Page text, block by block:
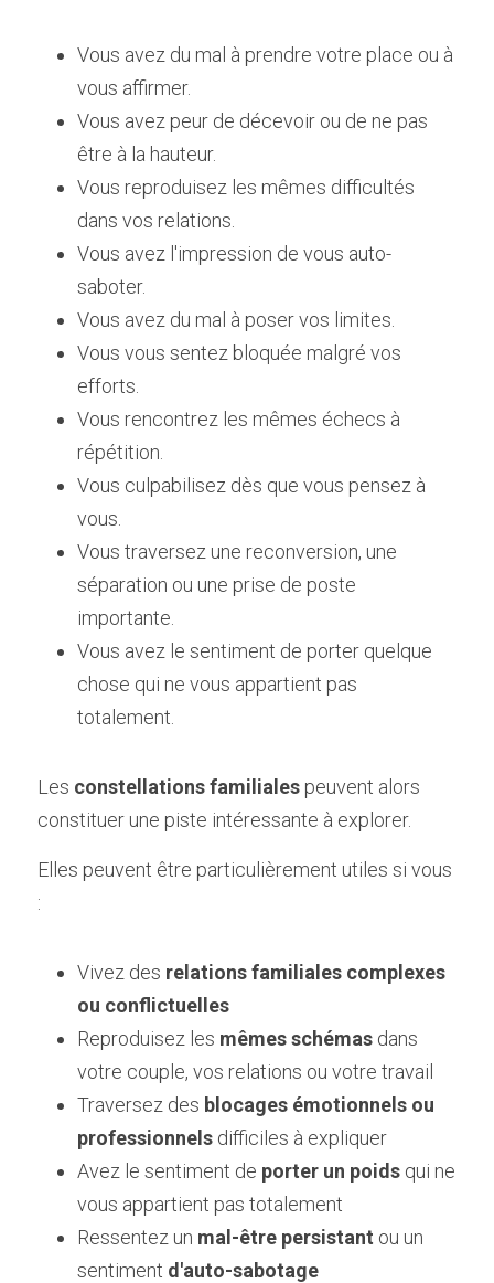
Vous avez du mal à prendre votre place ou à
vous affirmer.
Vous avez peur de décevoir ou de ne pas
être à la hauteur.
Vous reproduisez les mêmes difficultés
dans vos relations.
Vous avez l'impression de vous auto-
saboter.
Vous avez du mal à poser vos limites.
Vous vous sentez bloquée malgré vos
efforts.
Vous rencontrez les mêmes échecs à
répétition.
Vous culpabilisez dès que vous pensez à
vous.
Vous traversez une reconversion, une
séparation ou une prise de poste
importante.
Vous avez le sentiment de porter quelque
chose qui ne vous appartient pas
totalement.
Les constellations familiales peuvent alors
constituer une piste intéressante à explorer.
Elles peuvent être particulièrement utiles si vous
:
Vivez des relations familiales complexes
ou conflictuelles
Reproduisez les mêmes schémas dans
votre couple, vos relations ou votre travail
Traversez des blocages émotionnels ou
professionnels difficiles à expliquer
Avez le sentiment de porter un poids qui ne
vous appartient pas totalement
Ressentez un mal-être persistant ou un
sentiment d'auto-sabotage